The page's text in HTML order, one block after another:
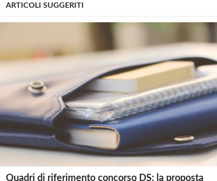
ARTICOLI SUGGERITI
Quadri di riferimento concorso DS: la proposta